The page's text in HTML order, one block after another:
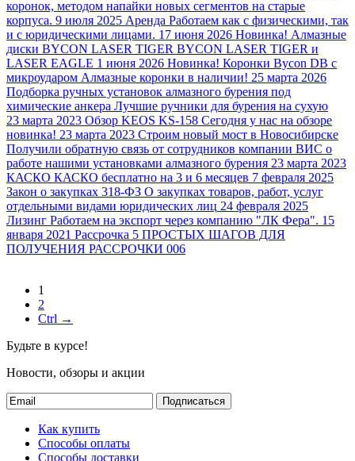
коронок, методом напайки новых сегментов на старые
корпуса. 9 июля 2025 Аренда Работаем как с физическими, так
и с юридическими лицами. 17 июня 2026 Новинка! Алмазные
диски BYCON LASER TIGER BYCON LASER TIGER и
LASER EAGLE 1 июня 2026 Новинка! Коронки Bycon DB с
микроударом Алмазные коронки в наличии! 25 марта 2026
Подборка ручных установок алмазного бурения под
химические анкера Лучшие ручники для бурения на сухую
23 марта 2023 Обзор KEOS KS-158 Сегодня у нас на обзоре
новинка! 23 марта 2023 Строим новый мост в Новосибирске
Получили обратную связь от сотрудников компании ВИС о
работе нашими установками алмазного бурения 23 марта 2023
КАСКО КАСКО бесплатно на 3 и 6 месяцев 7 февраля 2025
Закон о закупках 318-ФЗ О закупках товаров, работ, услуг
отдельными видами юридических лиц 24 февраля 2025
Лизинг Работаем на экспорт через компанию "ЛК Фера". 15
января 2021 Рассрочка 5 ПРОСТЫХ ШАГОВ ДЛЯ
ПОЛУЧЕНИЯ РАССРОЧКИ 006
1
2
Ctrl →
Будьте в курсе!
Новости, обзоры и акции
Подписаться
Как купить
Способы оплаты
Способы доставки